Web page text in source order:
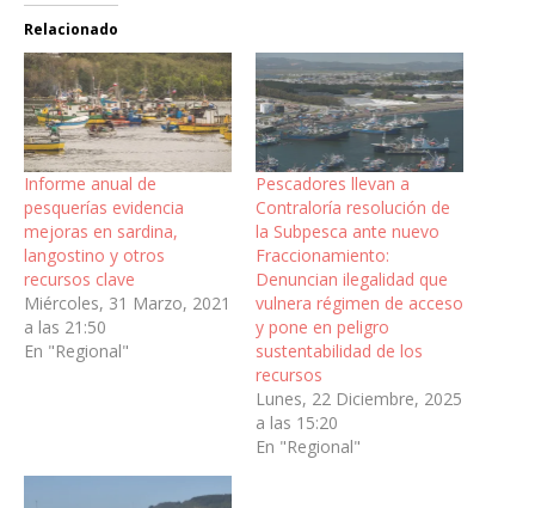
Relacionado
Informe anual de
pesquerías evidencia
mejoras en sardina,
langostino y otros
recursos clave
Miércoles, 31 Marzo, 2021
a las 21:50
En "Regional"
Pescadores llevan a
Contraloría resolución de
la Subpesca ante nuevo
Fraccionamiento:
Denuncian ilegalidad que
vulnera régimen de acceso
y pone en peligro
sustentabilidad de los
recursos
Lunes, 22 Diciembre, 2025
a las 15:20
En "Regional"